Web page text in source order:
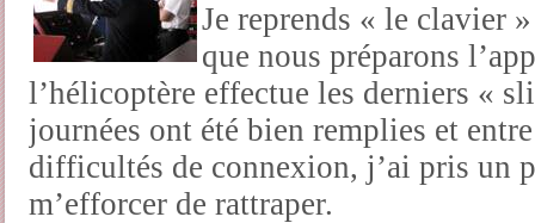
Je reprends « le clavier
que nous préparons
l’hélicoptère effectue les derniers «
journées ont été bien remplies et
difficultés de connexion, j’ai pris un
m’efforcer de rattraper.